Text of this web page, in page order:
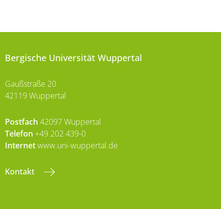
Bergische Universität Wuppertal
Gaußstraße 20
42119 Wuppertal
Postfach 42097 Wuppertal
Telefon +49 202 439-0
Internetwww.uni-wuppertal.de
Kontakt